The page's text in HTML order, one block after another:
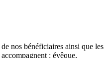
nos bénéficiaires ainsi que les
: évêque,